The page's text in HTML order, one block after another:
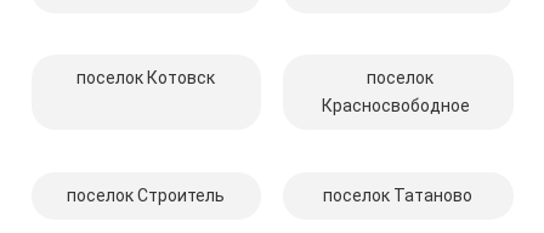
поселок Котовск
поселок
Красносвободное
поселок Строитель поселок Татаново